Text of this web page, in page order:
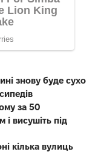
знову буде сухо
за 50
висушіть під
кілька вулиць